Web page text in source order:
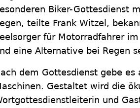
Biker-Gottesdienst
teilte Frank Witzel,
für Motorradfahrer
eine Alternative bei Regen
dem Gottesdienst gebe es
Gestaltet wird die
und